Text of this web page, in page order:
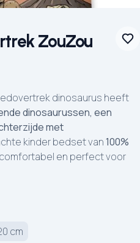
ZouZou
dinosaurus heeft
dinosaurussen, een
met
kinder bedset van100%
en perfect voor
cm